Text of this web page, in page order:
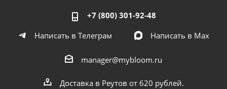
+7 (800) 301-92-48
Написать в Телеграм
Написать в Мах
manager@mybloom.ru
Доставка в Реутов от 620 рублей.